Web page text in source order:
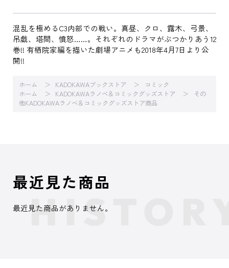
混乱を極めるC3内部での戦い。真昼、クロ、露木、弓景、
吊戯、塔間、憤怒……。それぞれのドラマがぶつかりあう12
巻!! 有栖院家編を描いた劇場アニメも2018年4月7日より公
開!!
ホーム KADOKAWAブックストア
コミック
ホーム
KADOKAWAラノベ＆コミックグッズストア
その
他KADOKAWAラノベ＆コミックグッズストア商品
最近見た商品
最近見た商品がありません。